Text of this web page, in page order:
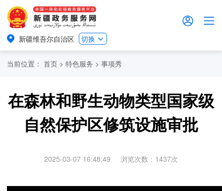
新疆维吾尔自治区 切换
当前位置：首页 >特色服务 >事项秀
在森林和野生动物类型国家级
自然保护区修筑设施审批
2025-03-07 16:48:49 浏览次数： 1437次